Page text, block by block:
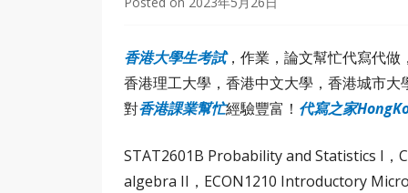
香港大學生考試，作業，論文幫忙代寫代
香港理工大學，香港中文大學，香港城市
對香港課業幫忙經驗豐富！ 代寫之家
STAT2601B Probability and Statistics I
algebra II，ECON1210 Introductory